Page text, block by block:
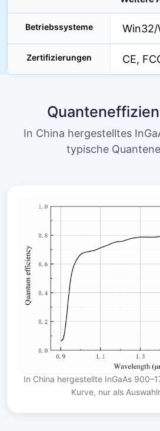
Betriebssysteme Win32/
Zertifizierungen CE,
In China hergestelltes
typische
In China hergestellte InGaAs
Kurve, nur als